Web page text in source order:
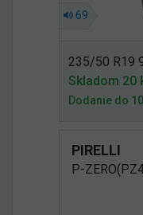
69
235/50 R19
Skladom 20
Dodanie do
PIRELLI
P-